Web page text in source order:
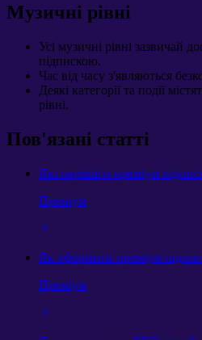
Музичні рівні
Усі музичні рівні зазвичай
підпискою.
Час від часу з'являються
Деякі категорії та події
рівні.
Пов'язані статті
Які переваги преміум
Преміум
Як оформити преміум
Преміум